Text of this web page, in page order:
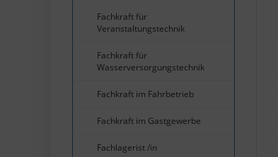
Fachkraft für
Veranstaltungstechnik
Fachkraft für
Wasserversorgungstechnik
Fachkraft im Fahrbetrieb
Fachkraft im Gastgewerbe
Fachlagerist /in